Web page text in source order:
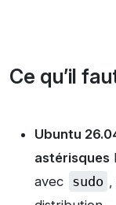
Ce qu’il
Ubuntu
astérisques
avec sudo ,